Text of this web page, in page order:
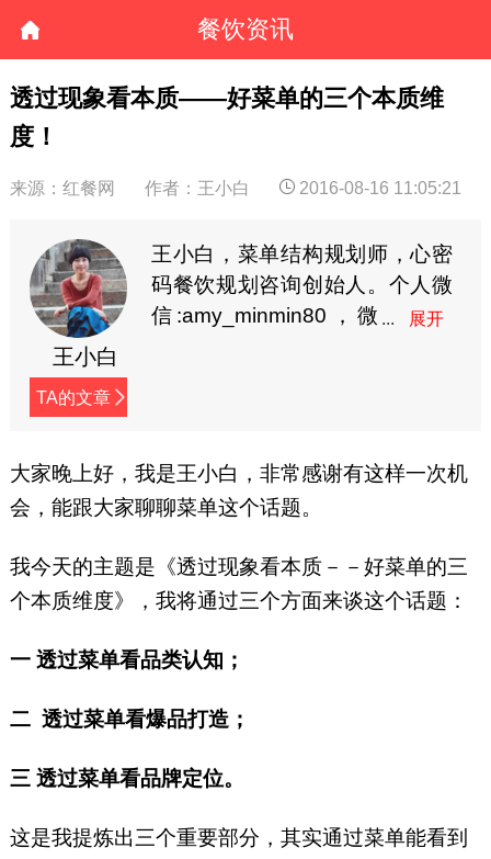
餐饮资讯
透过现象看本质——好菜单的三个本质维
度！
来源：红餐网 作者：王小白 2016-08-16 11:05:21
王小白
TA的文章
王小白，菜单结构规划师，心密
码餐饮规划咨询创始人。个人微
信:amy_minmin80，微
大家晚上好，我是王小白，非常感谢有这样一次机
会，能跟大家聊聊菜单这个话题。
我今天的主题是《透过现象看本质－－好菜单的三
个本质维度》，我将通过三个方面来谈这个话题：
一 透过菜单看品类认知；
二 透过菜单看爆品打造；
三 透过菜单看品牌定位。
这是我提炼出三个重要部分，其实通过菜单能看到